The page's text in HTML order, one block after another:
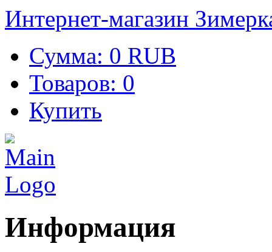
Интернет-магазин
Сумма: 0 RUB
Товаров: 0
Купить
Информация